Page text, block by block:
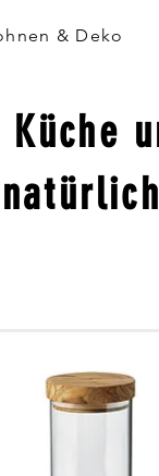
& Deko
natürlich